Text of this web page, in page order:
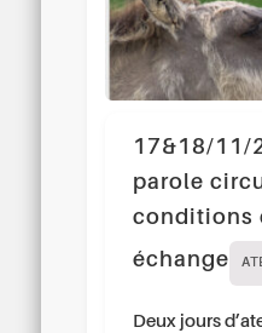
17&18/11/
parole
conditions
échange
Deux jours